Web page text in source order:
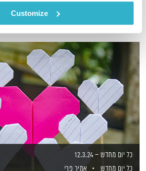
Customize
כל יום מחדש – 12.3.24
כל יום מחדש
אמיר פרי